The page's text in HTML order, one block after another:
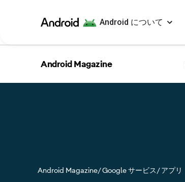
Android Android について
Android Magazine
Android Magazine/ Google サービス/ アプリ